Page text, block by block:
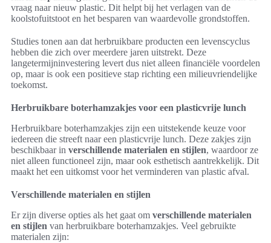
vraag naar nieuw plastic. Dit helpt bij het verlagen van de
koolstofuitstoot en het besparen van waardevolle grondstoffen.
Studies tonen aan dat herbruikbare producten een levenscyclus
hebben die zich over meerdere jaren uitstrekt. Deze
langetermijninvestering levert dus niet alleen financiële voordelen
op, maar is ook een positieve stap richting een milieuvriendelijke
toekomst.
Herbruikbare boterhamzakjes voor een plasticvrije lunch
Herbruikbare boterhamzakjes zijn een uitstekende keuze voor
iedereen die streeft naar een plasticvrije lunch. Deze zakjes zijn
beschikbaar in verschillende materialen en stijlen, waardoor ze
niet alleen functioneel zijn, maar ook esthetisch aantrekkelijk. Dit
maakt het een uitkomst voor het verminderen van plastic afval.
Verschillende materialen en stijlen
Er zijn diverse opties als het gaat om verschillende materialen
en stijlen van herbruikbare boterhamzakjes. Veel gebruikte
materialen zijn: